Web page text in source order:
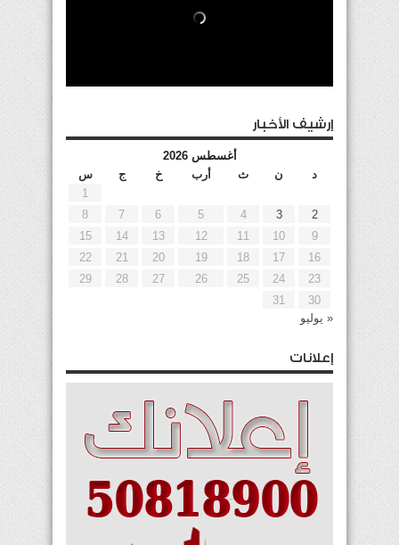
إرشيف الأخبار
أغسطس 2026
د
ن ث أرب خ ج
س
1
2
3
4
5
6
7
8
9
10
11
12
13
14
15
16
17
18
19
20
21
22
23
24
25
26
27
28
29
30
31
« يوليو
إعلانات